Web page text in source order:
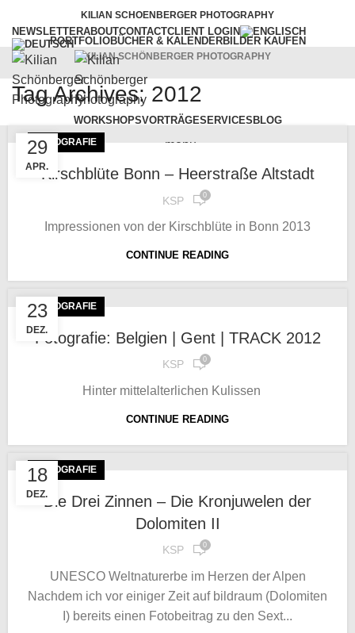
KILIAN SCHOENBERGER PHOTOGRAPHY
NEWSLETTERABOUTCONTACTCLIENT LOGIN
KILIAN SCHÖNBERGER PHOTOGRAPHY
PORTFOLIOBÜCHER & KALENDERBILDER KAUFEN
WORKSHOPSVORTRÄGESERVICES BLOG
menu
Tag Archives: 2012
29
APR.
FOTOGRAFIE
Kirschblüte Bonn – Heerstraße Altstadt
KSP 0
Impressionen von der Kirschblüte in Bonn 2013
CONTINUE READING
23
DEZ.
FOTOGRAFIE
Fotografie: Belgien | Gent | TRACK 2012
KSP 0
Hinter mittelalterlichen Kulissen
CONTINUE READING
18
DEZ.
FOTOGRAFIE
Die Drei Zinnen – Die Kronjuwelen der
Dolomiten II
KSP 0
UNESCO Weltnaturerbe im Herzen der Alpen
Nachdem ich vor einiger Zeit auf bildraum (Dolomiten
I) bereits einen Fotobeitrag zu den Sext...